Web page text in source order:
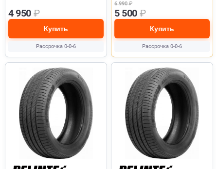
4 950 ₽
Купить
Рассрочка 0-0-6
6 990₽
5 500 ₽
Купить
Рассрочка 0-0-6